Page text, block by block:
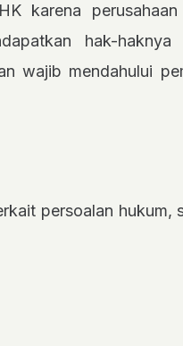
karena
hak-
wajib mendahului
persoalan hukum,